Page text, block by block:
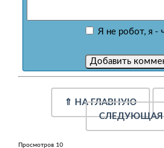
Я не робот, я -
⇑ НА ГЛАВНУЮ
СЛЕДУЮЩАЯ
Просмотров 10